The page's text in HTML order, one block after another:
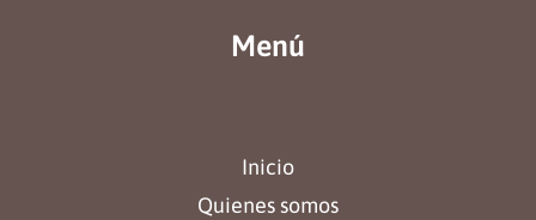
Menú
Inicio
Quienes somos